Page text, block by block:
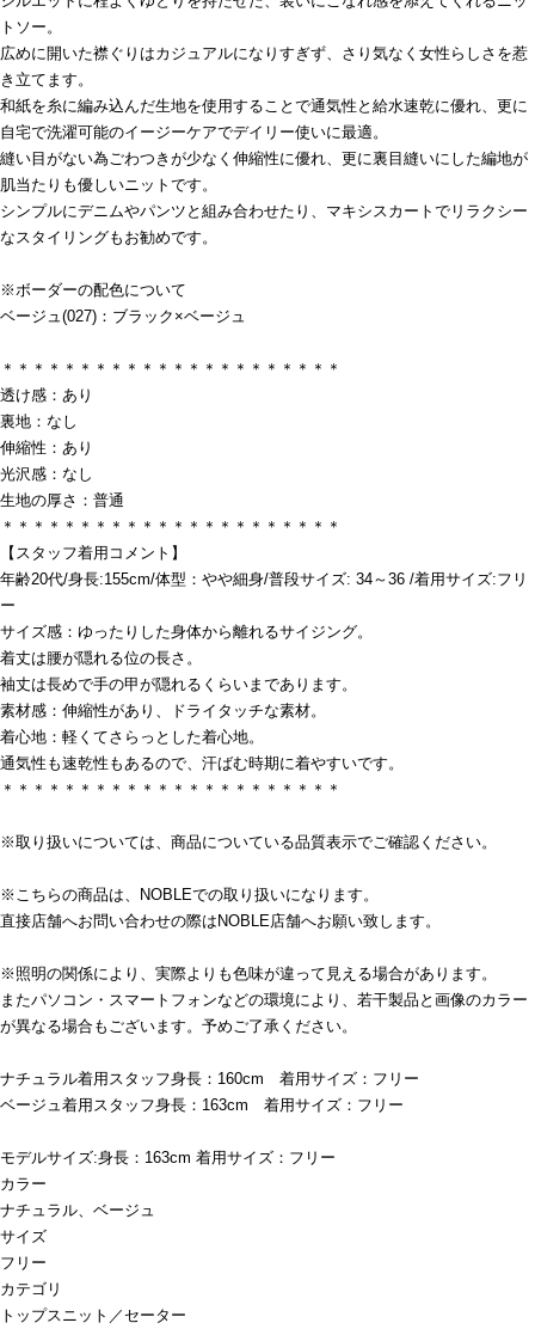
トソー。
広めに開いた襟ぐりはカジュアルになりすぎず、さり気なく女性らしさを惹
き立てます。
和紙を糸に編み込んだ生地を使用することで通気性と給水速乾に優れ、更に
自宅で洗濯可能のイージーケアでデイリー使いに最適。
縫い目がない為ごわつきが少なく伸縮性に優れ、更に裏目縫いにした編地が
肌当たりも優しいニットです。
シンプルにデニムやパンツと組み合わせたり、マキシスカートでリラクシー
なスタイリングもお勧めです。
※ボーダーの配色について
ベージュ(027)：ブラック×ベージュ
＊＊＊＊＊＊＊＊＊＊＊＊＊＊＊＊＊＊＊＊＊＊
透け感：あり
裏地：なし
伸縮性：あり
光沢感：なし
生地の厚さ：普通
＊＊＊＊＊＊＊＊＊＊＊＊＊＊＊＊＊＊＊＊＊＊
【スタッフ着用コメント】
年齢20代/身長:155cm/体型：やや細身/普段サイズ: 34～36 /着用サイズ:フリ
ー
サイズ感：ゆったりした身体から離れるサイジング。
着丈は腰が隠れる位の長さ。
袖丈は長めで手の甲が隠れるくらいまであります。
素材感：伸縮性があり、ドライタッチな素材。
着心地：軽くてさらっとした着心地。
通気性も速乾性もあるので、汗ばむ時期に着やすいです。
＊＊＊＊＊＊＊＊＊＊＊＊＊＊＊＊＊＊＊＊＊＊
※取り扱いについては、商品についている品質表示でご確認ください。
※こちらの商品は、NOBLEでの取り扱いになります。
直接店舗へお問い合わせの際はNOBLE店舗へお願い致します。
※照明の関係により、実際よりも色味が違って見える場合があります。
またパソコン・スマートフォンなどの環境により、若干製品と画像のカラー
が異なる場合もございます。予めご了承ください。
ナチュラル着用スタッフ身長：160cm 着用サイズ：フリー
ベージュ着用スタッフ身長：163cm 着用サイズ：フリー
モデルサイズ:身長：163cm 着用サイズ：フリー
カラー
ナチュラル、ベージュ
サイズ
フリー
カテゴリ
トップスニット／セーター